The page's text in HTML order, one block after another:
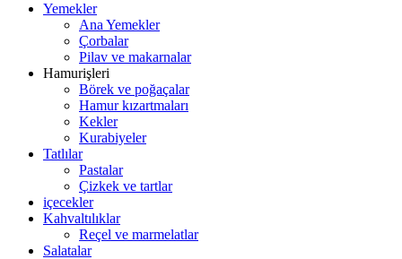
Yemekler
Ana Yemekler
Çorbalar
Pilav ve makarnalar
Hamurişleri
Börek ve poğaçalar
Hamur kızartmaları
Kekler
Kurabiyeler
Tatlılar
Pastalar
Çizkek ve tartlar
içecekler
Kahvaltılıklar
Reçel ve marmelatlar
Salatalar